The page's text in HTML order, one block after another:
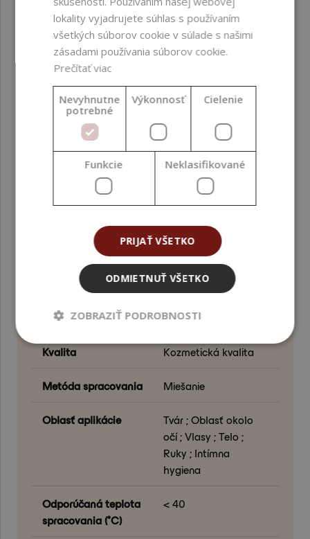
INCI Parfum/Fragrance
formaldehydu a
formaldehydu ;
ftalátov
Farba produktu Žltá ; Priehľadná
Fáza formulácie
Fáza ochladzovania ;
Dodatočné
zapracovanie
Krajina pôvodu Európska únia
Kvalita Kozmetická kvalita
Metóda spracovania Miešanie
Oblasť aplikácie
Tvár ; Oblasť okolo
očí ; Vlasy ; Telo ;
Ruky ; Intímna
hygiena
Odporúčaná teplota
spracovania (°C)
< 40
lokality vyjadrujete súhlas s používaním
všetkých súborov cookie v súlade s našimi
zásadami používania súborov cookie.
Prečítať viac
Nevyhnutne
potrebné
Výkonnosť Cielenie
Funkcie Neklasifikované
PRIJAŤ VŠETKO
ODMIETNUŤ VŠETKO
ZOBRAZIŤ PODROBNOSTI